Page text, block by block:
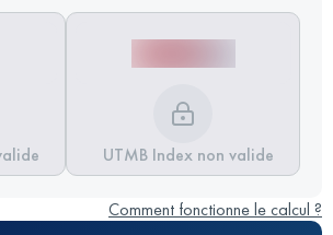
UTMB Index non valide
Comment fonctionne le calcul ?